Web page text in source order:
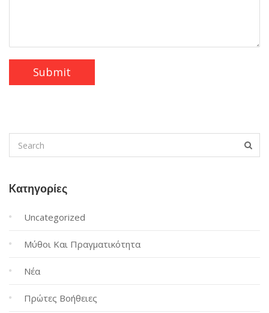
Kατηγορίες
Uncategorized
Μύθοι Και Πραγματικότητα
Νέα
Πρώτες Βοήθειες